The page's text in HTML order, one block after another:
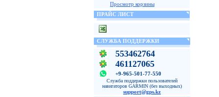
Просмотр корзины
ПРАЙС ЛИСТ
СЛУЖБА ПОДДЕРЖКИ
553462764
461127065
+9-965-501-77-550
Служба поддержки пользователей
навигаторов GARMIN (без выходных)
support@gps.kz